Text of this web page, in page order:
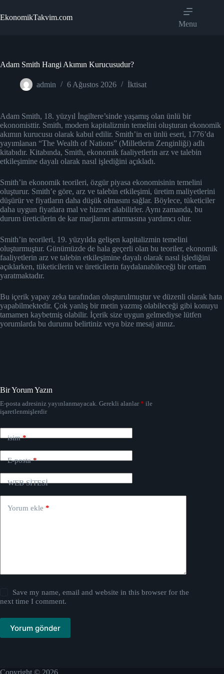
to
content
EkonomikTakvim.com
Menu
Adam Smith Hangi Akımın Kurucusudur?
admin 6 Ağustos 2026 İktisat
Adam Smith, 18. yüzyıl İngiltere’sinde yaşamış olan ünlü bir
ekonomisttir. Smith, modern kapitalizmin temelini oluşturan ekonomik
akımın kurucusu olarak kabul edilir. Smith’in en ünlü eseri, 1776’da
yayımlanan “The Wealth of Nations” (Milletlerin Zenginliği) adlı
kitabıdır. Kitabında, Smith, ekonomik faaliyetlerin arz ve talebin
etkileşimine dayalı olarak nasıl işlediğini açıkladı.
Smith’in ekonomik teorileri, özgür piyasa ekonomisinin temelini
oluşturur. Smith’e göre, arz ve talebin etkileşimi, üretim maliyetlerini
düşürür ve fiyatların daha düşük olmasını sağlar. Böylece, tüketiciler
daha uygun fiyatlara mal ve hizmet alabilirler. Aynı zamanda, bu
durum üreticilerin de kar marjlarını artırmasına yardımcı olur.
Smith’in teorileri, 19. yüzyılda gelişen kapitalizmin temelini
oluşturmuştur. Günümüzde de hala geçerli olan bu teoriler, ekonomik
faaliyetlerin arz ve talebin etkileşimine dayalı olarak nasıl işlediğini
açıklarken, tüketicilerin ve üreticilerin faydalanabileceği bir ortam
yaratmaktadır.
Bu içerik yapay zeka tarafından oluşturulmuştur ve düzenli olarak hata
yapabilmektedir. Çok yanlış bir metin yazmış olabileceği gibi konuyu
tamamen kaybetmiş olabilir. İçerik size uygun gelmediyse lütfen
yorumlarda bu durumu belirtiniz veya bize mesaj atınız.
Bir Yorum Yazın
E-posta adresiniz yayınlanmayacak. Gerekli alanlar* ile
işaretlenmişlerdir
isim*
E-posta*
WEB SİTESİ
Yorum ekle *
Save my name, email and website in this browser for the
next time I comment.
Yorum gönder
Copyright © 2026